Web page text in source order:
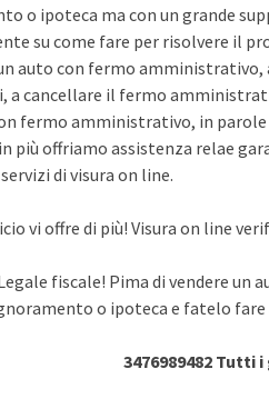
o ipoteca ma con un grande
su come fare per risolvere il
auto con fermo amministrativo,
a cancellare il fermo
fermo amministrativo, in
più offriamo assistenza relae
di visura on line.
vi offre di più! Visura on line
fiscale! Pima di vendere
o ipoteca e fatelo fare
3476989482